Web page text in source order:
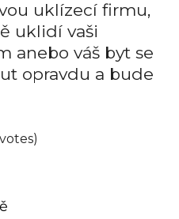
uklízecí firmu,
uklidí vaši
anebo váš byt se
opravdu a bude